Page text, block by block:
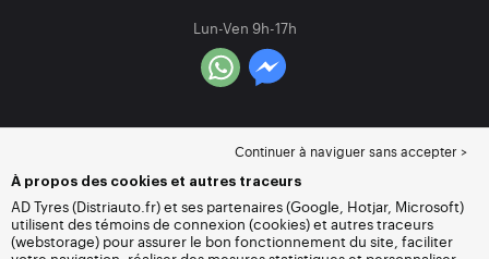
Lun-Ven 9h-17h
Continuer à naviguer sans accepter >
À propos des cookies et autres traceurs
AD Tyres (Distriauto.fr) et ses partenaires (Google, Hotjar, Microsoft)
utilisent des témoins de connexion (cookies) et autres traceurs
(webstorage) pour assurer le bon fonctionnement du site, faciliter